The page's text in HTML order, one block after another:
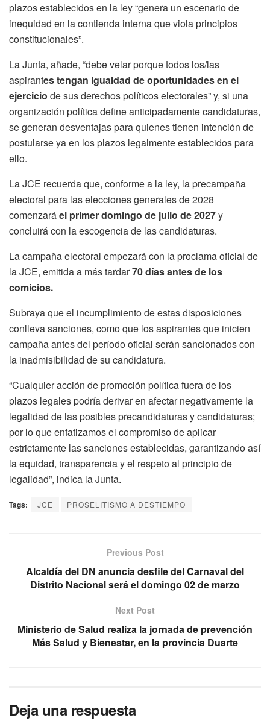
plazos establecidos en la ley “genera un escenario de
inequidad en la contienda interna que viola principios
constitucionales”.
La Junta, añade, “debe velar porque todos los/las
aspirantes tengan igualdad de oportunidades en el
ejercicio de sus derechos políticos electorales” y, si una
organización política define anticipadamente candidaturas,
se generan desventajas para quienes tienen intención de
postularse ya en los plazos legalmente establecidos para
ello.
La JCE recuerda que, conforme a la ley, la precampaña
electoral para las elecciones generales de 2028
comenzaráel primer domingo de julio de 2027y
concluirá con la escogencia de las candidaturas.
La campaña electoral empezará con la proclama oficial de
la JCE, emitida a más tardar70 días antes de los
comicios.
Subraya que el incumplimiento de estas disposiciones
conlleva sanciones, como que los aspirantes que inicien
campaña antes del período oficial serán sancionados con
la inadmisibilidad de su candidatura.
“Cualquier acción de promoción política fuera de los
plazos legales podría derivar en afectar negativamente la
legalidad de las posibles precandidaturas y candidaturas;
por lo que enfatizamos el compromiso de aplicar
estrictamente las sanciones establecidas, garantizando así
la equidad, transparencia y el respeto al principio de
legalidad”, indica la Junta.
Tags: JCE PROSELITISMO A DESTIEMPO
Previous Post
Alcaldía del DN anuncia desfile del Carnaval del
Distrito Nacional será el domingo 02 de marzo
Next Post
Ministerio de Salud realiza la jornada de prevención
Más Salud y Bienestar, en la provincia Duarte
Deja una respuesta